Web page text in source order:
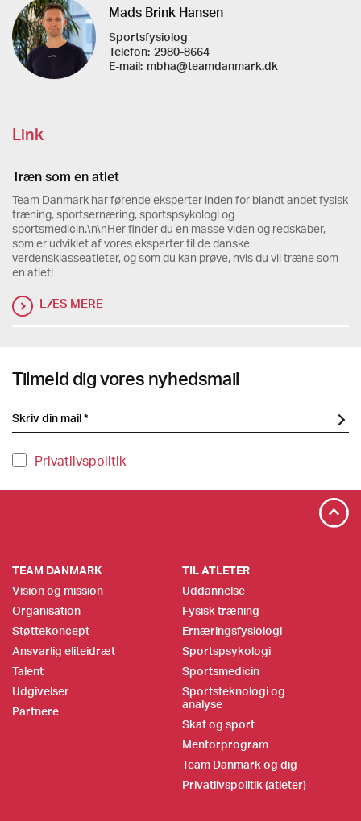
Mads Brink Hansen
Sportsfysiolog
Telefon: 2980-8664
E-mail: mbha@teamdanmark.dk
Link
Træn som en atlet
Team Danmark har førende eksperter inden for blandt andet fysisk
træning, sportsernæring, sportspsykologi og
sportsmedicin.\n\nHer finder du en masse viden og redskaber,
som er udviklet af vores eksperter til de danske
verdensklasseatleter, og som du kan prøve, hvis du vil træne som
en atlet!
LÆS MERE
Tilmeld dig vores nyhedsmail
Privatlivspolitik
TEAM DANMARK
Vision og mission
Organisation
Støttekoncept
Ansvarlig eliteidræt
Talent
Udgivelser
Partnere
TIL ATLETER
Uddannelse
Fysisk træning
Ernæringsfysiologi
Sportspsykologi
Sportsmedicin
Sportsteknologi og
analyse
Skat og sport
Mentorprogram
Team Danmark og dig
Privatlivspolitik (atleter)